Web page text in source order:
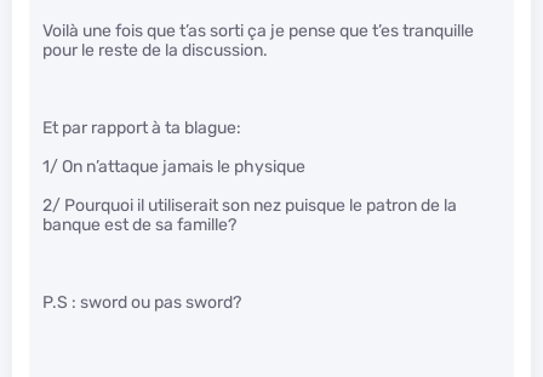
Voilà une fois que t’as sorti ça je pense que t’es tranquille
pour le reste de la discussion.
Et par rapport à ta blague:
1/ On n’attaque jamais le physique
2/ Pourquoi il utiliserait son nez puisque le patron de la
banque est de sa famille?
P.S : sword ou pas sword?